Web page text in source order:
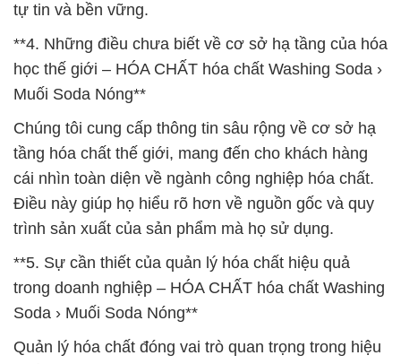
tự tin và bền vững.
**4. Những điều chưa biết về cơ sở hạ tầng của hóa
học thế giới – HÓA CHẤT hóa chất Washing Soda ›
Muối Soda Nóng**
Chúng tôi cung cấp thông tin sâu rộng về cơ sở hạ
tầng hóa chất thế giới, mang đến cho khách hàng
cái nhìn toàn diện về ngành công nghiệp hóa chất.
Điều này giúp họ hiểu rõ hơn về nguồn gốc và quy
trình sản xuất của sản phẩm mà họ sử dụng.
**5. Sự cần thiết của quản lý hóa chất hiệu quả
trong doanh nghiệp – HÓA CHẤT hóa chất Washing
Soda › Muối Soda Nóng**
Quản lý hóa chất đóng vai trò quan trọng trong hiệu